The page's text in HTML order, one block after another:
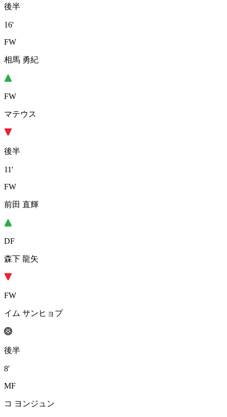
後半
16'
FW
相馬 勇紀
FW
マテウス
後半
11'
FW
前田 直輝
DF
森下 龍矢
FW
イム サンヒョプ
後半
8'
MF
コ ヨンジュン